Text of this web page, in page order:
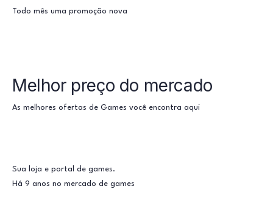
Todo mês uma promoção nova
Melhor preço do mercado
As melhores ofertas de Games você encontra aqui
Sua loja e portal de games.
Há 9 anos no mercado de games